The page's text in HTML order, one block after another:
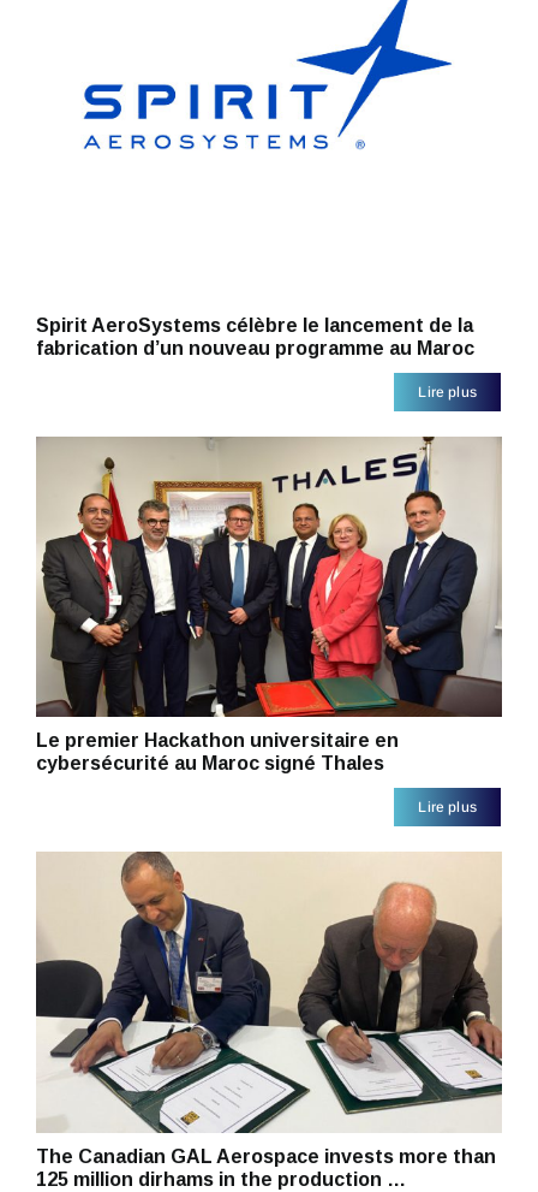
Spirit AeroSystems célèbre le lancement de la
fabrication d’un nouveau programme au Maroc
Lire plus
Le premier Hackathon universitaire en
cybersécurité au Maroc signé Thales
Lire plus
The Canadian GAL Aerospace invests more than
125 million dirhams in the production …